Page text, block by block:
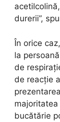
durerii”,
În orice
la
de
de reacție
bucătărie